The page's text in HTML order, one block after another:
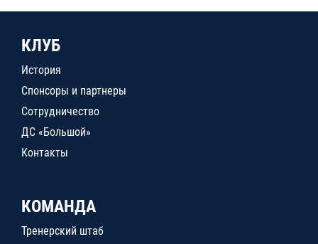
КЛУБ
История
Спонсоры и партнеры
Сотрудничество
ДС «Большой»
Контакты
КОМАНДА
Тренерский штаб